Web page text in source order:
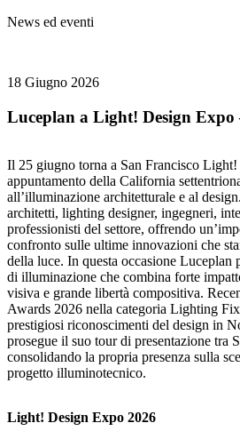
News ed eventi
18 Giugno 2026
Luceplan a Light! Design Expo
Il 25 giugno torna a San Francisco
appuntamento della California
all’illuminazione architetturale e al
architetti, lighting designer, ingegneri,
professionisti del settore, offrendo
confronto sulle ultime innovazioni che
della luce. In questa occasione Luceplan
di illuminazione che combina forte
visiva e grande libertà compositiva.
Awards 2026 nella categoria Lighting
prestigiosi riconoscimenti del design in
prosegue il suo tour di presentazione tra
consolidando la propria presenza sulla
progetto illuminotecnico.
Light! Design Expo 2026